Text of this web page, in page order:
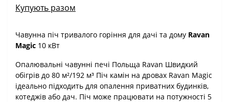
Купують разом
Чавунна піч тривалого горіння для дачі та дому Ravan
Magic 10 кВт
Опалювальні чавунні печі Польща Ravan Швидкий
обігрів до 80 м²/192 м³ Піч камін на дровах Ravan Magic
ідеально підходить для опалення приватних будинків,
котеджів або дач. Піч може працювати на потужності 5